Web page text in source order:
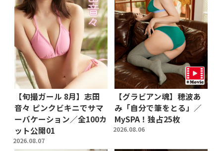
【旬撮ガール 8月】志田
音々 ピンクビキニでサマ
ーバケーション／全100カ
ット公開01
2026.08.07
【グラビアン魂】穂波あ
み「自分で筆をとる」／
MySPA！独占25枚
2026.08.06